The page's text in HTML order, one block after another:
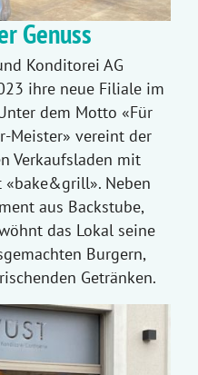
Genuss
Konditorei AG
ihre neue Filiale im
dem Motto «Für
Meister» vereint der
Verkaufsladen mit
Neben
aus Backstube,
das Lokal seine
Burgern,
Getränken.